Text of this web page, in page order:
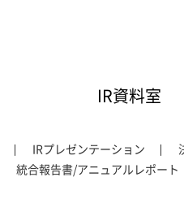
IR資料室
IRプレゼンテーション
統合報告書/アニュアルレポート